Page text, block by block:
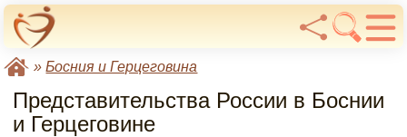
»Босния и Герцеговина
Представительства России в Боснии
и Герцеговине